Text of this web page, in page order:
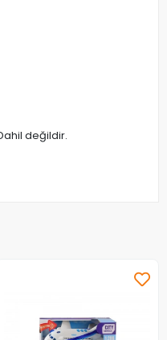
değildir.